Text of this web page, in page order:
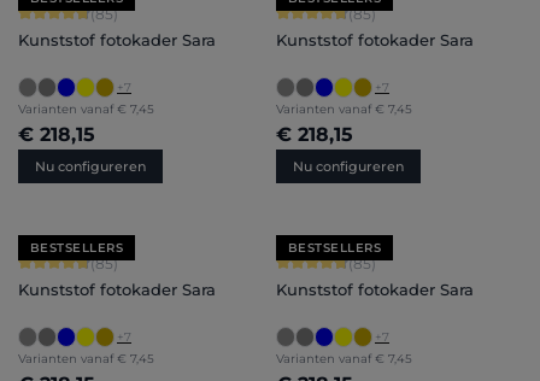
Gemiddelde score van 4.71 op 5 sterren
(85)
Kunststof fotokader Sara
+7
Varianten vanaf € 7,45
€ 218,15
Nu configureren
Gemiddelde score van 4.71 op 5
(85)
Kunststof fotokader Sara
+7
Varianten vanaf € 7,45
€ 218,15
Nu configureren
BESTSELLERS
Gemiddelde score van 4.71 op 5 sterren
(85)
Kunststof fotokader Sara
+7
Varianten vanaf € 7,45
BESTSELLERS
Gemiddelde score van 4.71 op 5
(85)
Kunststof fotokader Sara
+7
Varianten vanaf € 7,45